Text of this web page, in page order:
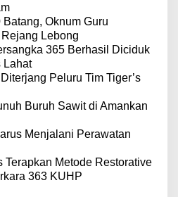
Oknum Guru
Lebong
365 Berhasil Diciduk
Lahat
Peluru Tim Tiger’s
Buruh Sawit di Amankan
Menjalani Perawatan
Terapkan Metode Restorative
363 KUHP